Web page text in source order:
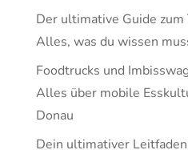
Der ultimative Guide zum
Alles, was du wissen
Foodtrucks und
Alles über mobile
Donau
Dein ultimativer